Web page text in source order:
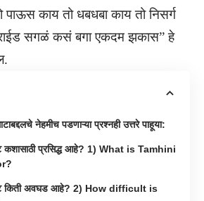
पाऊस काय तो धबधबा काय तो निसर्ग
सगळं कसं बगा एकदम झकास” हे
नेहमीच पडणाऱ्या प्रश्नही उत्तरे पाहूया:
कशासाठी प्रसिद्ध आहे? 1) What is Tamhini
किती अवघड आहे? 2) How difficult is